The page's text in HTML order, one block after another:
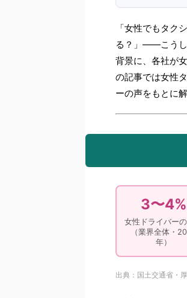
「女性でもタク
る？」——こうし
背景に、各社が
の記事では女性
ーの声をもとに
3〜4%
女性ドライバー
（業界全体・
年）
出典：国土交通省・